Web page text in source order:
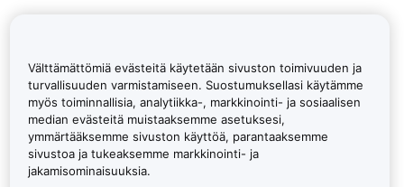
Välttämättömiä evästeitä käytetään sivuston toimivuuden ja
turvallisuuden varmistamiseen. Suostumuksellasi käytämme
myös toiminnallisia, analytiikka-, markkinointi- ja sosiaalisen
median evästeitä muistaaksemme asetuksesi,
ymmärtääksemme sivuston käyttöä, parantaaksemme
sivustoa ja tukeaksemme markkinointi- ja
jakamisominaisuuksia.